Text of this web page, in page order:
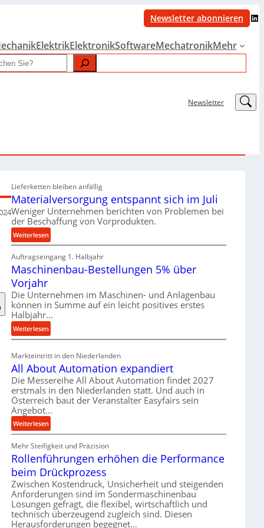
Newsletter abonnieren LinkedIn
ElektrikElektronikSoftwareMechatronikMehr
Newsletter LinkedIn
Lieferketten bleiben anfällig
Materialversorgung entspannt sich im Juli
Weniger Unternehmen berichten von Problemen bei
der Beschaffung von Vorprodukten.
Weiterlesen:
M
a
t
l
v
r
s
o
r
g
u
n
g
e
n
t
p
a
n
n
Auftragseingang 1. Halbjahr
Maschinenbau-Bestellungen 5% über
Vorjahr
Die Unternehmen im Maschinen- und Anlagenbau
können in Summe auf ein leicht positives erstes
Halbjahr…
Weiterlesen:
M
c
h
i
n
e
n
a
u
-
B
e
s
t
Markteintritt in den Niederlanden
All About Automation expandiert
Die Messereihe All About Automation findet 2027
erstmals in den Niederlanden statt. Und auch in
Österreich baut der Veranstalter Easyfairs sein
Angebot…
Weiterlesen:
A
l
l
b
o
u
t
A
Mehr Steifigkeit und Präzision
Rollenführungen erhöhen die Performance
beim Drückprozess
Zwischen Kostendruck, Unsicherheit und steigenden
Anforderungen sind im Sondermaschinenbau
Lösungen gefragt, die flexibel, wirtschaftlich und
technisch überzeugend zugleich sind. Diesen
Herausforderungen begegnet…